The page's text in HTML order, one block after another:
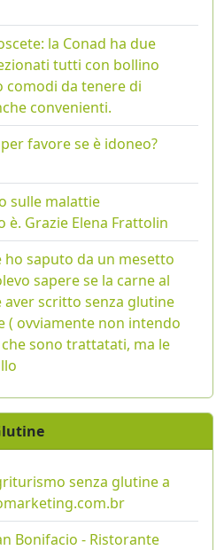
la Conad ha due
tutti con bollino
comodi da tenere di
convenienti.
favore se è idoneo?
sulle malattie
Grazie Elena Frattolin
ho saputo da un mesetto
sapere se la carne al
scritto senza glutine
( ovviamente non intendo
sono trattatati, ma le
senza glutine a
Bonifacio - Ristorante